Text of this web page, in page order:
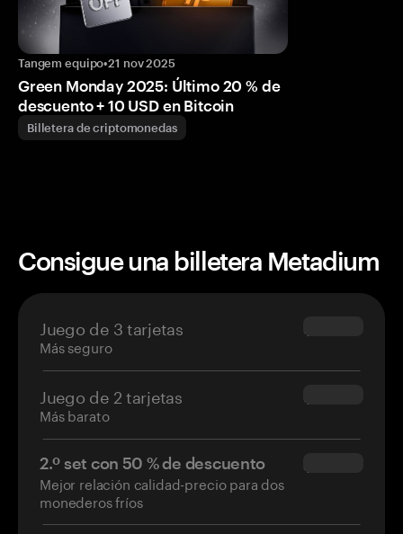
Tangem equipo•21 nov 2025
Green Monday 2025: Último 20 % de
descuento + 10 USD en Bitcoin
Billetera de criptomonedas
Consigue una billetera Metadium
Juego de 3 tarjetas
Más seguro
$69.90
Juego de 2 tarjetas
Más barato
$54.90
2.º set con 50 % de descuento
Mejor relación calidad-precio para dos
monederos fríos
$34.95